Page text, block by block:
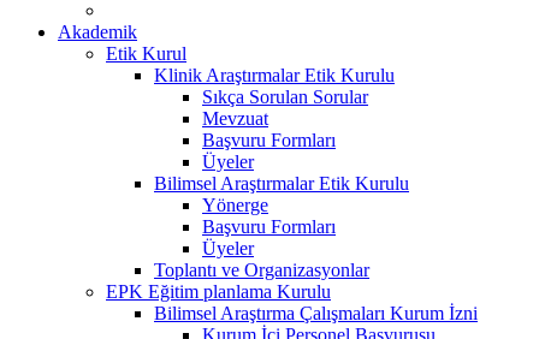
Akademik
Etik Kurul
Klinik Araştırmalar Etik Kurulu
Sıkça Sorulan Sorular
Mevzuat
Başvuru Formları
Üyeler
Bilimsel Araştırmalar Etik Kurulu
Yönerge
Başvuru Formları
Üyeler
Toplantı ve Organizasyonlar
EPK Eğitim planlama Kurulu
Bilimsel Araştırma Çalışmaları Kurum İzni
Kurum İçi Personel Başvurusu